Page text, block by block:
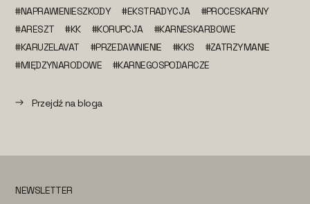
#NAPRAWIENIESZKODY
#EKSTRADYCJA
#PROCESKARNY
#ARESZT
#KK #KORUPCJA
#KARNESKARBOWE
#KARUZELAVAT
#PRZEDAWNIENIE #KKS
#ZATRZYMANIE
#MIĘDZYNARODOWE
#KARNEGOSPODARCZE
Przejdź na bloga
NEWSLETTER